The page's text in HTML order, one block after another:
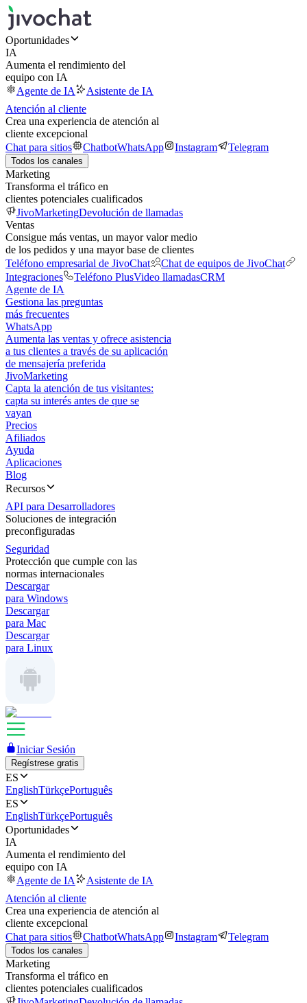
Oportunidades
IA
Aumenta el rendimiento del
equipo con IA
Agente de IA
Asistente de IA
Atención al cliente
Crea una experiencia de atención al
cliente excepcional
Chat para sitios
ChatbotWhatsApp Instagram Telegram
Todos los canales
Marketing
Transforma el tráfico en
clientes potenciales cualificados
JivoMarketingDevolución de llamadas
Ventas
Consigue más ventas, un mayor valor medio
de los pedidos y una mayor base de clientes
Teléfono empresarial de JivoChat
Chat de equipos de JivoChat
Integraciones
Teléfono PlusVideo llamadasCRM
Agente de IA
Gestiona las preguntas
más frecuentes
WhatsApp
Aumenta las ventas y ofrece asistencia
a tus clientes a través de su aplicación
de mensajería preferida
JivoMarketing
Capta la atención de tus visitantes:
capta su interés antes de que se
vayan
Precios
Afiliados
Ayuda
Aplicaciones
Blog
Recursos
API para Desarrolladores
Soluciones de integración
preconfiguradas
Seguridad
Protección que cumple con las
normas internacionales
Descargar
para Windows
Descargar
para Mac
Descargar
para Linux
Iniciar Sesión
Regístrese gratis
ES
EnglishTürkçePortuguês
ES
EnglishTürkçePortuguês
Oportunidades
IA
Aumenta el rendimiento del
equipo con IA
Agente de IA
Asistente de IA
Atención al cliente
Crea una experiencia de atención al
cliente excepcional
Chat para sitios
ChatbotWhatsApp Instagram Telegram
Todos los canales
Marketing
Transforma el tráfico en
clientes potenciales cualificados